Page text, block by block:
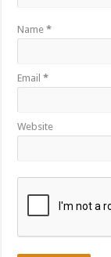
Name*
Email*
Website